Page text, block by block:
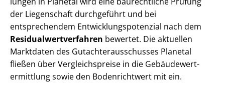
der Liegenschaft durchgeführt und bei
entsprechendem Ent­wick­lungs­po­ten­zi­al nach dem
Re­si­du­al­wert­ver­fah­ren bewertet. Die aktuellen
Marktdaten des Gut­ach­ter­aus­schus­ses Planetal
fließen über Ver­gleichs­prei­se in die Ge­bäu­de­wert­
ermitt­lung sowie den Bodenrichtwert mit ein.